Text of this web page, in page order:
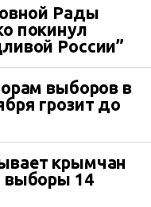
Рады
покинул
России”
выборов в
грозит до
крымчан
выборы 14